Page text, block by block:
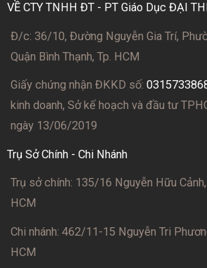
VỀ CTY TNHH ĐT - PT Giáo Dục ĐẠI
Đ/c: 36/10, Đường Nguyễn Gia Trí,
Quận Bình Thạnh, Tp. HCM
Giấy chứng nhận ĐKKD số:
kinh doanh, Sở kế hoạch và đầu tư
ngày 13/06/2019
Trụ Sở Chính - Chi Nhánh
Trụ sở chính: 135/16 Nguyễn Hữu
HCM
Chi nhánh: 462/11-15 Nguyễn Tri
HCM